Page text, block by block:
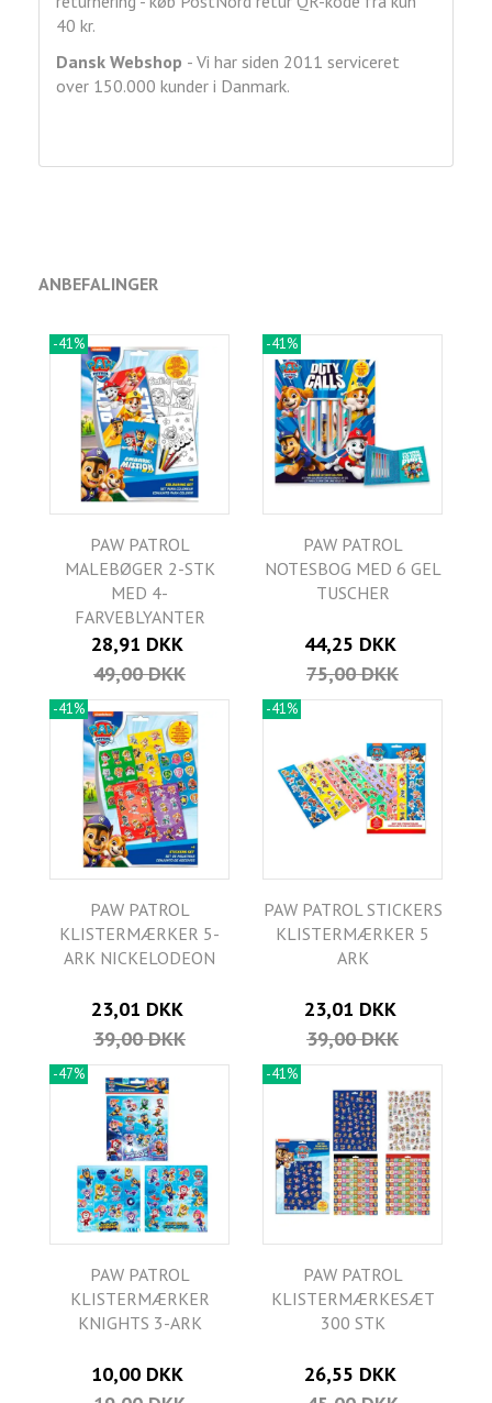
40 kr.
Dansk Webshop - Vi har siden 2011 serviceret
over 150.000 kunder i Danmark.
ANBEFALINGER
-41%
PAW PATROL
MALEBØGER 2-STK
MED 4-
FARVEBLYANTER
28,91 DKK
49,00 DKK
-41%
PAW PATROL
NOTESBOG MED 6 GEL
TUSCHER
44,25 DKK
75,00 DKK
-41%
PAW PATROL
KLISTERMÆRKER 5-
ARK NICKELODEON
23,01 DKK
39,00 DKK
-41%
PAW PATROL STICKERS
KLISTERMÆRKER 5
ARK
23,01 DKK
39,00 DKK
-47%
PAW PATROL
KLISTERMÆRKER
KNIGHTS 3-ARK
10,00 DKK
-41%
PAW PATROL
KLISTERMÆRKESÆT
300 STK
26,55 DKK